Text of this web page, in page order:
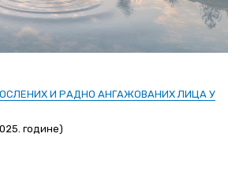
И РАДНО АНГАЖОВАНИХ ЛИЦА У
године)